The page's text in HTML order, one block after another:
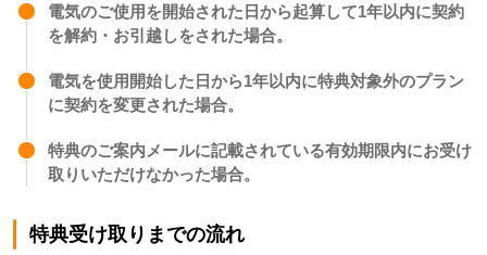
電気のご使用を開始された日から起算して1年以内に契約
を解約・お引越しをされた場合。
電気を使用開始した日から1年以内に特典対象外のプラン
に契約を変更された場合。
特典のご案内メールに記載されている有効期限内にお受け
取りいただけなかった場合。
特典受け取りまでの流れ